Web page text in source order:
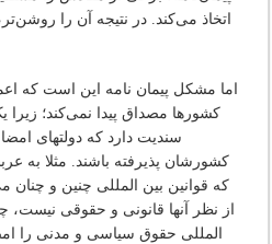
اتخاذ می‌کند. در نتیجه آن را
اما مشکل پیمان نامه این است که
کشورها مصداق پیدا نمی‌کند؛ زیرا
سندیت دارد که دولتهای امضا
کشورشان پذیرفته باشند. مثلا به
که قوانین بین المللی چنین و چنان
از نظر آنها قانونی و حقوقی نیست،
المللی حقوق سیاسی و مدنی را